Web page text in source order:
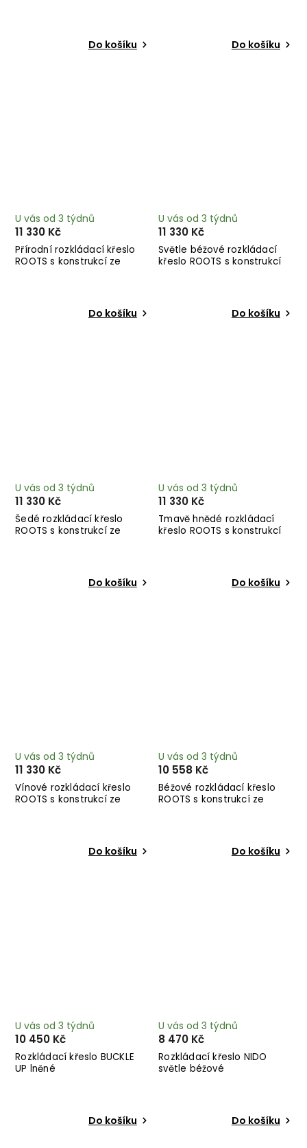
Do košíku Do košíku
Přírodní rozkládací křeslo
ROOTS s konstrukcí ze
U vás od 3 týdnů
11 330 Kč
Do košíku
Světle béžové rozkládací
křeslo ROOTS s konstrukcí
U vás od 3 týdnů
11 330 Kč
Do košíku
Šedé rozkládací křeslo
ROOTS s konstrukcí ze
U vás od 3 týdnů
11 330 Kč
Do košíku
Tmavě hnědé rozkládací
křeslo ROOTS s konstrukcí
U vás od 3 týdnů
11 330 Kč
Do košíku
Vínové rozkládací křeslo
ROOTS s konstrukcí ze
U vás od 3 týdnů
11 330 Kč
Do košíku
Béžové rozkládací křeslo
ROOTS s konstrukcí ze
U vás od 3 týdnů
10 558 Kč
Do košíku
Rozkládací křeslo BUCKLE
UP lněné
U vás od 3 týdnů
10 450 Kč
Do košíku
Rozkládací křeslo NIDO
světle béžové
U vás od 3 týdnů
8 470 Kč
Do košíku